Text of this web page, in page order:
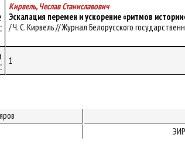
Кирвель, Чеслав Станиславович
Эскалация перемен и ускорение «ритмов
/ Ч. С. Кирвель // Журнал Белорусского
1